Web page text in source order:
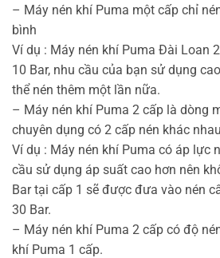
– Máy nén khí Puma một cấp chỉ
bình
Ví dụ : Máy nén khí Puma Đài Loan
10 Bar, nhu cầu của bạn sử dụng
thể nén thêm một lần nữa.
– Máy nén khí Puma 2 cấp là dòng
chuyên dụng có 2 cấp nén khác
Ví dụ : Máy nén khí Puma có áp lực
cầu sử dụng áp suất cao hơn nên
Bar tại cấp 1 sẽ được đưa vào nén
30 Bar.
– Máy nén khí Puma 2 cấp có độ
khí Puma 1 cấp.